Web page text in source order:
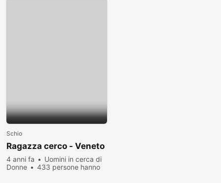
Schio
Ragazza cerco - Veneto
4 anni fa
Uomini in cerca di
Donne
433 persone hanno